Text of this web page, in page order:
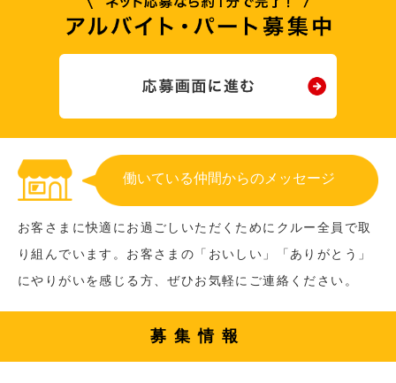
働いている仲間からのメッセージ
お客さまに快適にお過ごしいただくためにクルー全員で取
り組んでいます。お客さまの「おいしい」「ありがとう」
にやりがいを感じる方、ぜひお気軽にご連絡ください。
募集情報